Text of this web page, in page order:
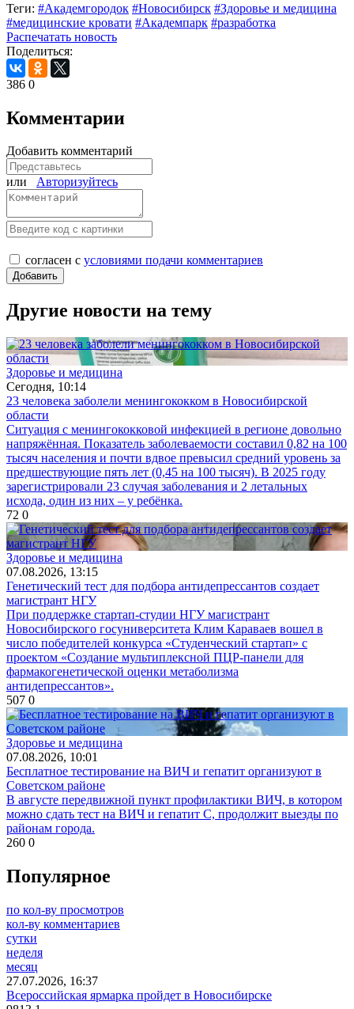
Теги: #Академгородок #Новосибирск #Здоровье и медицина
#медицинские кровати #Академпарк #разработка
Распечатать новость
Поделиться:
386 0
Комментарии
Добавить комментарий
или Авторизуйтесь
согласен с условиями подачи комментариев
Другие новости на тему
Здоровье и медицина
Сегодня, 10:14
23 человека заболели менингококком в Новосибирской
области
Ситуация с менингококковой инфекцией в регионе довольно
напряжённая. Показатель заболеваемости составил 0,82 на 100
тысяч населения и почти вдвое превысил средний уровень за
предшествующие пять лет (0,45 на 100 тысяч). В 2025 году
зарегистрировали 23 случая заболевания и 2 летальных
исхода, один из них – у ребёнка.
72 0
Здоровье и медицина
07.08.2026, 13:15
Генетический тест для подбора антидепрессантов создает
магистрант НГУ
При поддержке стартап-студии НГУ магистрант
Новосибирского госуниверситета Клим Караваев вошел в
число победителей конкурса «Студенческий стартап» с
проектом «Создание мультиплексной ПЦР-панели для
фармакогенетической оценки метаболизма
антидепрессантов».
507 0
Здоровье и медицина
07.08.2026, 10:01
Бесплатное тестирование на ВИЧ и гепатит организуют в
Советском районе
В августе передвижной пункт профилактики ВИЧ, в котором
можно сдать тест на ВИЧ и гепатит С, продолжит выезды по
районам города.
260 0
Популярное
по кол-ву просмотров
кол-ву комментариев
сутки
неделя
месяц
27.07.2026, 16:37
Всероссийская ярмарка пройдет в Новосибирске